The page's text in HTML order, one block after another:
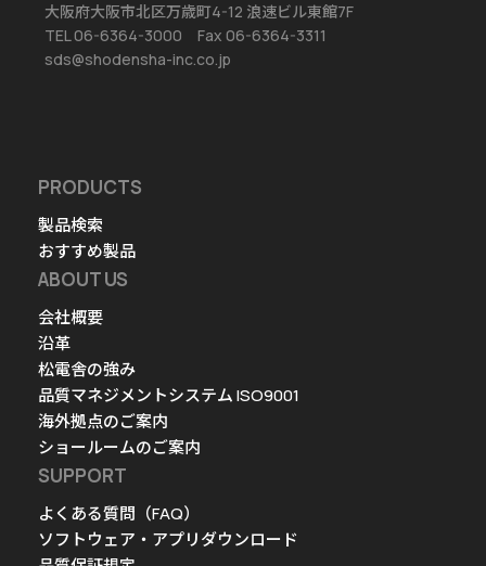
大阪府大阪市北区万歳町4-12 浪速ビル東館7F
TEL 06-6364-3000 Fax 06-6364-3311
sds@shodensha-inc.co.jp
PRODUCTS
製品検索
おすすめ製品
ABOUT US
会社概要
沿革
松電舎の強み
品質マネジメントシステム ISO9001
海外拠点のご案内
ショールームのご案内
SUPPORT
よくある質問（FAQ）
ソフトウェア・アプリダウンロード